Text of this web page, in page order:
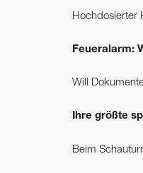
Hochdosierter
Feueralarm:
Will
Ihre größte
Beim